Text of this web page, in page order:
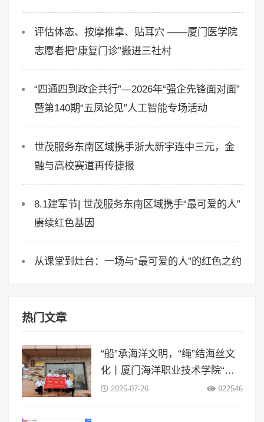
评估体态、按摩推拿、贴耳穴 ——厦门医学院
志愿者把“康复门诊”搬进三社村
“四通四到政企共行”—2026年“强企先锋面对面”
暨第140期“五凤论见”人工智能专场活动
世茂服务东南区域携手浙大新宇连中三元，金
融与高校赛道再传捷报
8.1建军节| 世茂服务东南区域携手“最可爱的人”
赓续红色基因
从课堂到灶台：一场与“最可爱的人”的红色之约
热门文章
“船”承海洋文明，“绳”结海丝文
化丨厦门海洋职业技术学院“闽
智‘船’奇”实践队赴浙江等地开展
2025-07-26 922546